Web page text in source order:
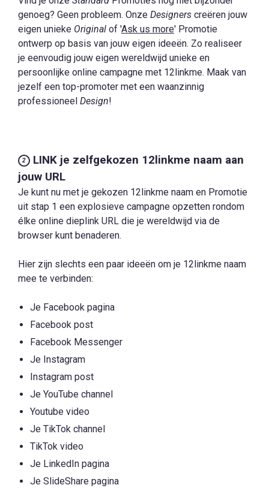
genoeg? Geen probleem. Onze Designers creëren jouw
eigen unieke Original of 'Ask us more' Promotie
ontwerp op basis van jouw eigen ideeën. Zo realiseer
je eenvoudig jouw eigen wereldwijd unieke en
persoonlijke online campagne met 12linkme. Maak van
jezelf een top-promoter met een waanzinnig
professioneel Design!
2
LINK je zelfgekozen 12linkme naam aan
jouw URL
Je kunt nu met je gekozen 12linkme naam en Promotie
uit stap 1 een explosieve campagne opzetten rondom
élke online dieplink URL die je wereldwijd via de
browser kunt benaderen.
Hier zijn slechts een paar ideeën om je 12linkme naam
mee te verbinden:
Je Facebook pagina
Facebook post
Facebook Messenger
Je Instagram
Instagram post
Je YouTube channel
Youtube video
Je TikTok channel
TikTok video
Je LinkedIn pagina
Je SlideShare pagina